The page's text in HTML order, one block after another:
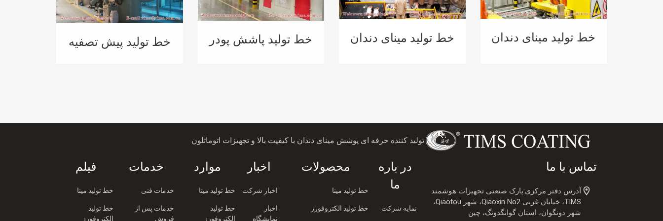
خط تولید مینای دندان
خط تولید مینای دندان
خط تولید پاشش پودر
خط تولید پیش تصفیه
تولید کننده حرفه ای پوشش مینای دندان با کیفیت بالا و تجهیزات اتوماتلون
تماس با ما
آدرس دفتر مرکزی:پارک صنعتی تجهیزات هوشمند
TIMS، خیابان غربی Qiaoxin No2، شهر Qiaotou،
شهر دونگوان، استان گوانگدونگ، چین
در باره
ما
نمایه شرکت
محصولات
خط تولید مینا
خط تولید الکتروفورز
اخبار
اخبار شرکت
اخبار
نمایشگاه
موارد
خط تولید مینا
خط تولید
الکتروفورز
خدمات
خدمات فنی
خدمات پس از
فروش
فیلم
خط تولید مینا
خط تولید
الکتروفورز